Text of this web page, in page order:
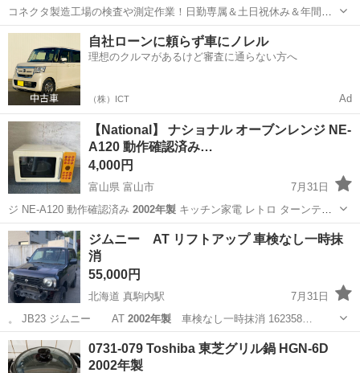
コネクタ製造工場の検査や測定作業！日勤専属＆土日祝休み＆年間休
日128日★クリーンルーム内作業★マイカー通勤OK＆無料駐車場あり
★就業先食堂利用可！日払い制度あり！《茨城県常陸大宮市》 人気の
工場のお仕事 ◇コネクタ製造工...
茨城 常陸大宮市 その他
自社ローンに頼らず車にノレル
理想のクルマがあるけど審査に通らない方へ
（株）ICT Ad
【National】 ナショナル オーブンレンジ NE-
A120 動作確認済み…
4,000円
富山県 富山市
7月31日
ジ NE-A120 動作確認済み 2002年製キッチン家電 レトロ ターンテ
ー…
富山 富山市 2002年製
ジムニー AT リフトアップ 車検なし一時抹
消
55,000円
北海道 真駒内駅
7月31日
。 JB23 ジムニー AT 2002年製 車検なし一時抹消 162358…
北海道 札幌市
0731-079 Toshiba 東芝グリル鍋 HGN-6D
2002年製